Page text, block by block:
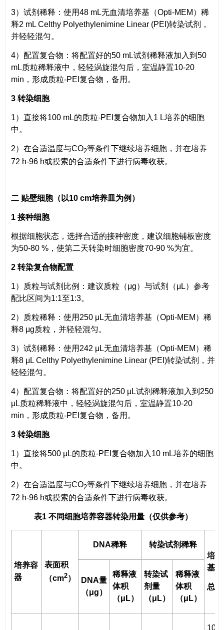
3）试剂稀释：使用48 mL无血清培养基（Opti-MEM）稀
释2 mL Celthy Polyethylenimine Linear (PEI)转染试剂，
并轻轻混匀。
4）配置复合物：将配置好的50 mL试剂稀释液加入到50
mL质粒稀释液中，轻轻涡旋混匀后，室温静置10-20
min，形成质粒-PEI复合物，备用。
3 转染细胞
1）直接将100 mL的质粒-PEI复合物加入1 L培养的细胞
中。
2）在合适温度与CO2等条件下继续培养细胞，并在培养
72 h-96 h或摸索的合适条件下进行病毒收获。
二 贴壁细胞（以10 cm培养皿为例）
1 接种细胞
根据细胞状态，选择合适的接种密度，建议细胞铺板密度
为50-80 %，使第二天转染时细胞密度70-90 %为宜。
2 转染复合物配置
1）质粒与试剂比例：建议质粒（μg）与试剂（μL）参考
配比区间为1:1至1:3。
2）质粒稀释：使用250 μL无血清培养基（Opti-MEM）稀
释8 μg质粒，并轻轻混匀。
3）试剂稀释：使用242 μL无血清培养基（Opti-MEM）稀
释8 μL Celthy Polyethylenimine Linear (PEI)转染试剂，并
轻轻混匀。
4）配置复合物：将配置好的250 μL试剂稀释液加入到250
μL质粒稀释液中，轻轻涡旋混匀后，室温静置10-20
min，形成质粒-PEI复合物，备用。
3 转染细胞
1）直接将500 μL的质粒-PEI复合物加入10 mL培养的细胞
中。
2）在合适温度与CO2等条件下继续培养细胞，并在培养
72 h-96 h或摸索的合适条件下进行病毒收获。
表1 不同细胞培养容器转染用量（仅供参考）
培养容
器
表面积
（cm2）
DNA稀释
转染试剂稀释
培养
基
总量
DNA量
（μg）
稀释液
体积
（μL）
转染试
剂量
（μL）
稀释液
体积
（μL）
100